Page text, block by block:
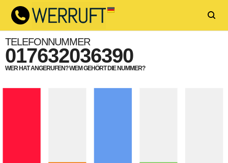
TELEFONNUMMER
017632036390
WER HAT ANGERUFEN? WEM GEHÖRT DIE NUMMER?